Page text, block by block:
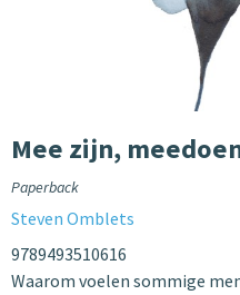
Mee zijn,
Paperback
Steven Omblets
9789493510616
Waarom voelen sommige